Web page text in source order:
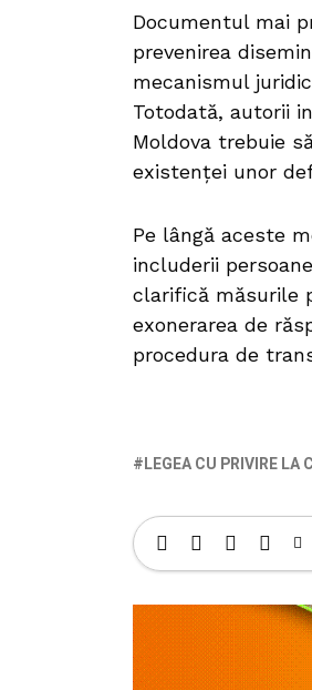
Documentul mai
prevenirea
mecanismul
Totodată, autorii
Moldova trebuie
existenței unor
Pe lângă aceste
includerii
clarifică măsurile
exonerarea de
procedura de
LEGEA CU PRIVIRE LA